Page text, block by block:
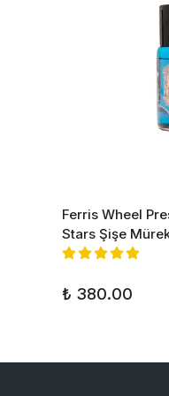
Ferris Wheel
Stars Şişe
₺ 380.00